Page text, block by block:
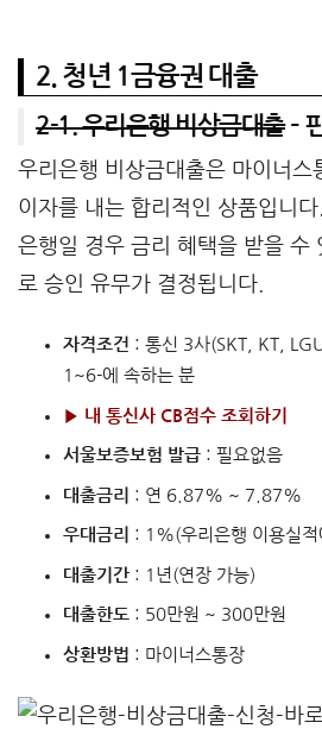
2. 청년 1금융권 대출
2-1. 우리은행 비상금대출–
우리은행 비상금대출은 마이너스
이자를 내는 합리적인 상품입니
은행일 경우 금리 혜택을 받을 수
로 승인 유무가 결정됩니다.
자격조건 : 통신 3사(SKT, KT,
1~6-에 속하는 분
▶ 내 통신사 CB점수 조회하기
서울보증보험 발급: 필요없음
대출금리 : 연 6.87% ~ 7.87%
우대금리 : 1%(우리은행 이용실적
대출기간: 1년(연장 가능)
대출한도: 50만원 ~ 300만원
상환방법 : 마이너스통장